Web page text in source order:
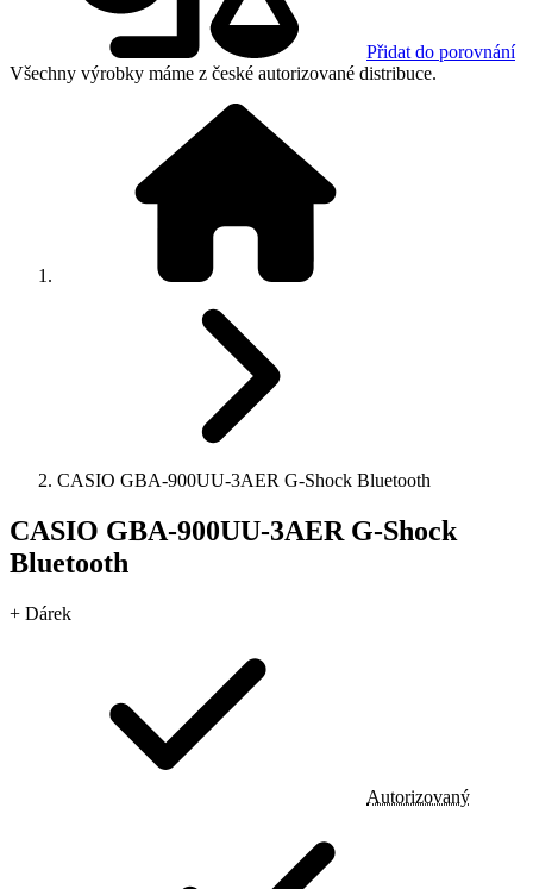
Přidat do porovnání
Všechny výrobky máme z české autorizované distribuce.
CASIO GBA-900UU-3AER G-Shock Bluetooth
CASIO GBA-900UU-3AER G-Shock
Bluetooth
+ Dárek
Autorizovaný